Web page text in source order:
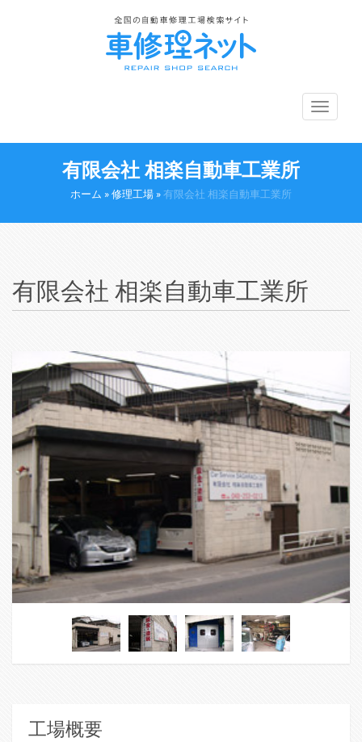
メ
ニ
ュ
え
有限会社 相楽自動車工業所
ホーム » 修理工場 » 有限会社 相楽自動車工業所
有限会社 相楽自動車工業所
工場概要